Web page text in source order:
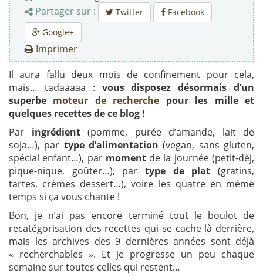
Partager sur :
Twitter
Facebook
Google+
Imprimer
Il aura fallu deux mois de confinement pour cela,
mais… tadaaaaa : vous disposez désormais d’un
superbe moteur de recherche pour les mille et
quelques recettes de ce blog !
Par ingrédient (pomme, purée d’amande, lait de
soja…), par type d’alimentation (vegan, sans gluten,
spécial enfant…), par moment de la journée (petit-dèj,
pique-nique, goûter…), par type de plat (gratins,
tartes, crèmes dessert…), voire les quatre en même
temps si ça vous chante !
Bon, je n’ai pas encore terminé tout le boulot de
recatégorisation des recettes qui se cache là derrière,
mais les archives des 9 dernières années sont déjà
« recherchables ». Et je progresse un peu chaque
semaine sur toutes celles qui restent…